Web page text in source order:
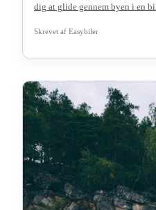
dig at glide gennem byen i en
Skrevet af Easybiler